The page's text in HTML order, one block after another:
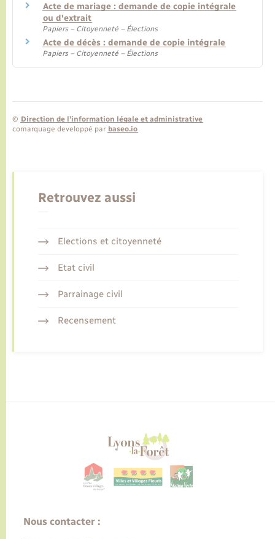
Acte de mariage : demande de copie intégrale
ou d'extrait
Papiers – Citoyenneté – Élections
Acte de décès : demande de copie intégrale
Papiers – Citoyenneté – Élections
© Direction de l’information légale et administrative
comarquage developpé par baseo.io
Retrouvez aussi
Elections et citoyenneté
Etat civil
Parrainage civil
Recensement
Nous contacter :